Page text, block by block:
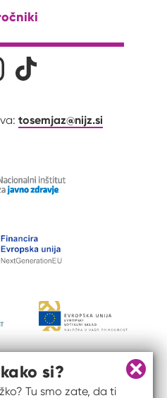
Na naš Instagram profil
tosemjaz@nijz.si
Zapri
si?
Tu smo zate, da ti